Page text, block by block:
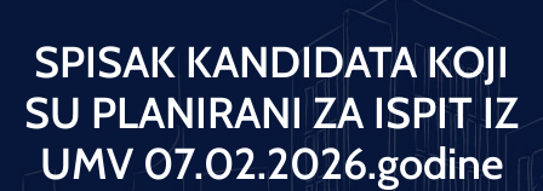
SPISAK KANDIDATA KOJI
SU PLANIRANI ZA ISPIT IZ
UMV 07.02.2026.godine